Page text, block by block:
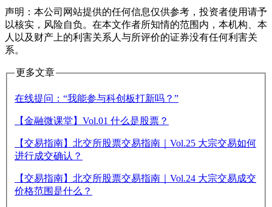
声明：本公司网站提供的任何信息仅供参考，投资者使用请予
以核实，风险自负。在本文作者所知情的范围内，本机构、本
人以及财产上的利害关系人与所评价的证券没有任何利害关
系。
更多文章
在线提问：“我能参与科创板打新吗？”
【金融微课堂】Vol.01 什么是股票？
【交易指南】北交所股票交易指南｜Vol.25 大宗交易如何
进行成交确认？
【交易指南】北交所股票交易指南｜Vol.24 大宗交易成交
价格范围是什么？